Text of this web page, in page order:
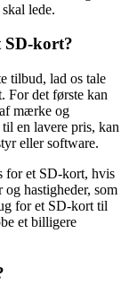
lede.
SD-kort?
tilbud, lad os tale
For det første kan
mærke og
en lavere pris, kan
eller software.
for et SD-kort, hvis
hastigheder, som
for et SD-kort til
et billigere